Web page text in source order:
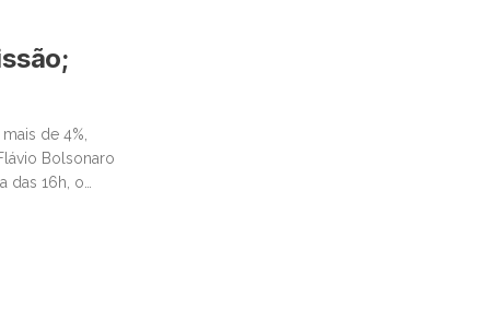
de 4%,
Bolsonaro
das 16h, o